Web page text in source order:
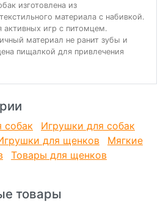
изготовлена из
материала с набивкой.
активных игр с питомцем.
материал не ранит зубы и
пищалкой для привлечения
собак
Игрушки для собак
для щенков
Мягкие
Товары для щенков
товары